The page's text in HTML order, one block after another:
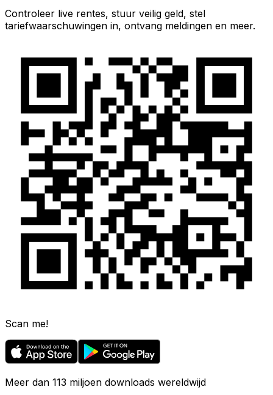
Controleer live rentes, stuur veilig geld, stel
tariefwaarschuwingen in, ontvang meldingen en meer.
Scan me!
Meer dan 113 miljoen downloads wereldwijd